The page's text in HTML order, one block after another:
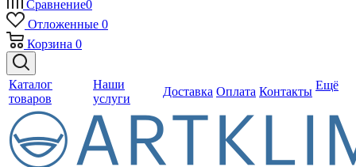
Сравнение0
Отложенные 0
Корзина 0
Каталог
товаров
Наши
услуги
Доставка Оплата Контакты Ещё